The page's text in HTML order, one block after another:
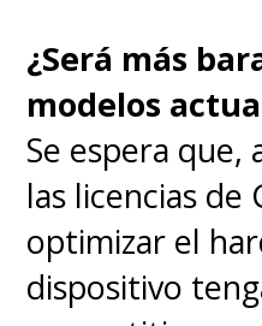
¿Será más
modelos
Se espera que,
las licencias de
optimizar el
dispositivo